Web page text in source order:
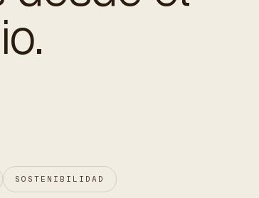
SOSTENIBILIDAD